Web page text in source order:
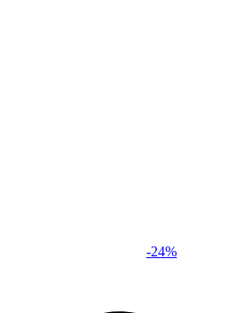
-24%